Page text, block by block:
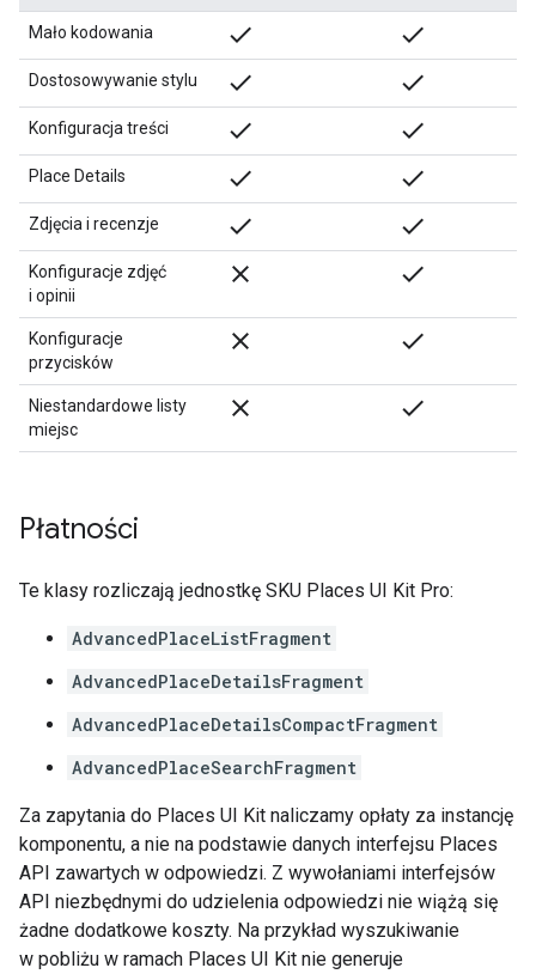
Mało kodowania done done
Dostosowywanie stylu done done
Konfiguracja treści done done
Place Details done done
Zdjęcia i recenzje check check
Konfiguracje zdjęć
i opinii
close check
Konfiguracje
przycisków
close check
Niestandardowe listy
miejsc
close check
Płatności
Te klasy rozliczają jednostkę SKU Places UI Kit Pro:
AdvancedPlaceListFragment
AdvancedPlaceDetailsFragment
AdvancedPlaceDetailsCompactFragment
AdvancedPlaceSearchFragment
Za zapytania do Places UI Kit naliczamy opłaty za instancję
komponentu, a nie na podstawie danych interfejsu Places
API zawartych w odpowiedzi. Z wywołaniami interfejsów
API niezbędnymi do udzielenia odpowiedzi nie wiążą się
żadne dodatkowe koszty. Na przykład wyszukiwanie
w pobliżu w ramach Places UI Kit nie generuje